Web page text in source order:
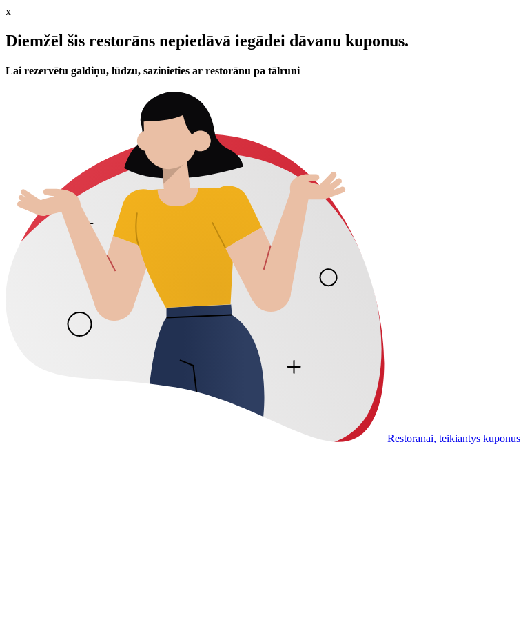
x
Diemžēl šis restorāns nepiedāvā iegādei dāvanu kuponus.
Lai rezervētu galdiņu, lūdzu, sazinieties ar restorānu pa tālruni
Restoranai, teikiantys kuponus